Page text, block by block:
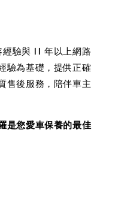
驗與 11 年以上網路
驗為基礎，提供正確
售後服務，陪伴車主
是您愛車保養的最佳